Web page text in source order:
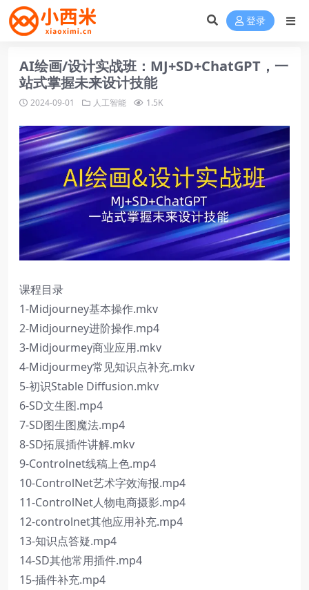
登录
AI绘画/设计实战班：MJ+SD+ChatGPT，一
站式掌握未来设计技能
2024-09-01 人工智能 1.5K
课程目录
1-Midjourney基本操作.mkv
2-Midjourney进阶操作.mp4
3-Midjourmey商业应用.mkv
4-Midjourmey常见知识点补充.mkv
5-初识Stable Diffusion.mkv
6-SD文生图.mp4
7-SD图生图魔法.mp4
8-SD拓展插件讲解.mkv
9-Controlnet线稿上色.mp4
10-ControlNet艺术字效海报.mp4
11-ControlNet人物电商摄影.mp4
12-controlnet其他应用补充.mp4
13-知识点答疑.mp4
14-SD其他常用插件.mp4
15-插件补充.mp4